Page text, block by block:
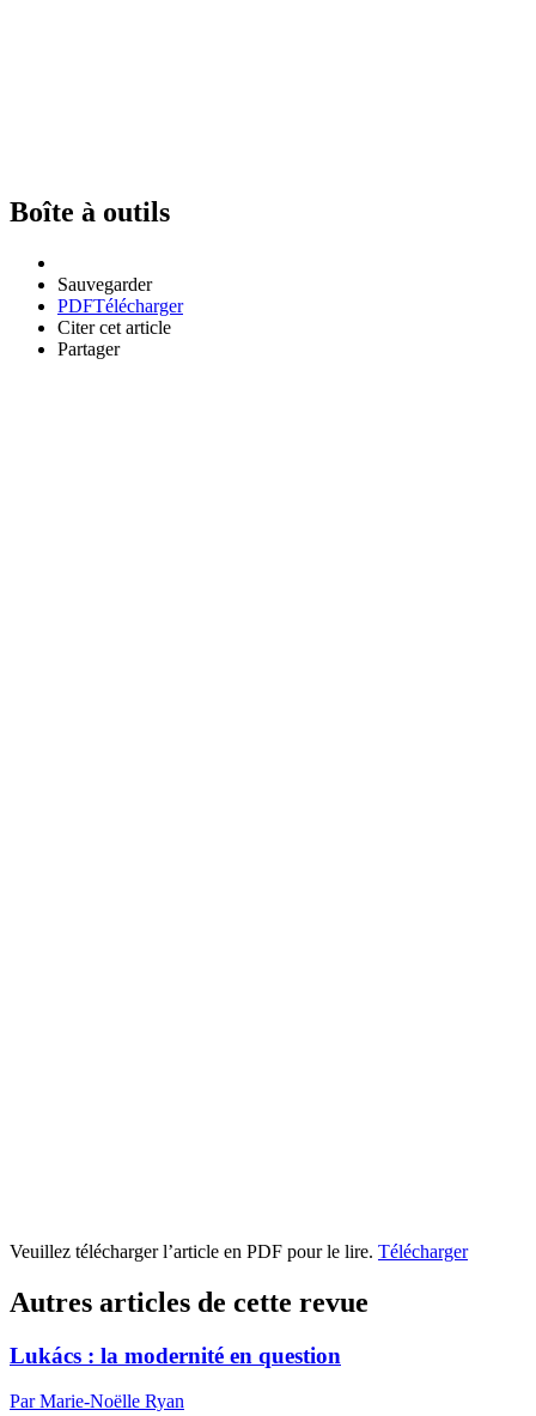
Boîte à outils
Sauvegarder
PDFTélécharger
Citer cet article
Partager
Veuillez télécharger l’article en PDF pour le lire. Télécharger
Autres articles de cette revue
Lukács : la modernité en question
Par Marie-Noëlle Ryan